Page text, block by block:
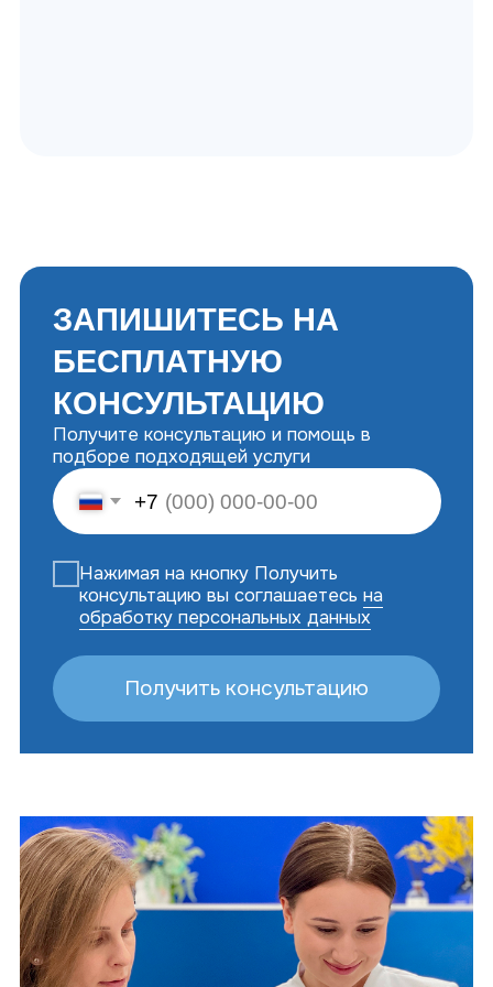
Записаться
Мессенджеры
Мы в соцсетях
которой в России запрещена
ПРИЕЗЖАЙТЕ К
НАМ В ГОСТИ
+7 929 410-88-55
г. Хабаровск, ул. Тургенева 49